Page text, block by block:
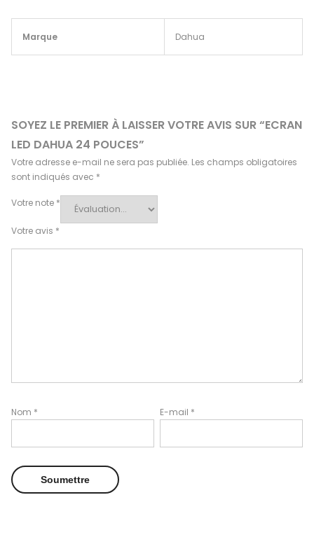
Marque Dahua
SOYEZ LE PREMIER À LAISSER VOTRE AVIS SUR “ECRAN
LED DAHUA 24 POUCES”
Votre adresse e-mail ne sera pas publiée. Les champs obligatoires
sont indiqués avec *
Votre note *
Votre avis *
Nom * E-mail *